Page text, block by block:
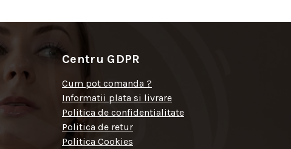
Centru GDPR
Cum pot comanda ?
Informatii plata si livrare
Politica de confidentialitate
Politica de retur
Politica Cookies